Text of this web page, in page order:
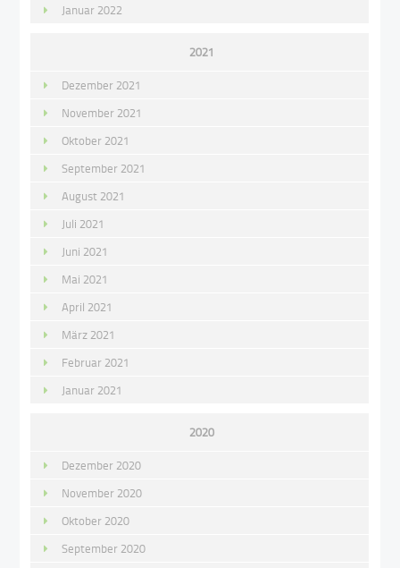
Januar 2022
2021
Dezember 2021
November 2021
Oktober 2021
September 2021
August 2021
Juli 2021
Juni 2021
Mai 2021
April 2021
März 2021
Februar 2021
Januar 2021
2020
Dezember 2020
November 2020
Oktober 2020
September 2020